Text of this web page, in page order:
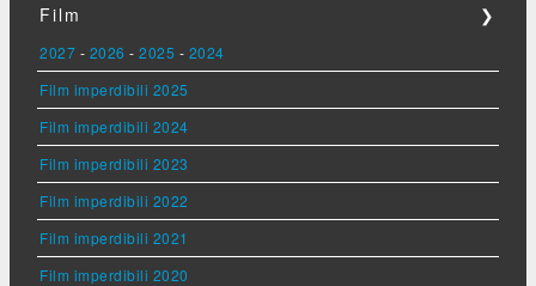
Film ❯
2027 - 2026 - 2025 - 2024
Film imperdibili 2025
Film imperdibili 2024
Film imperdibili 2023
Film imperdibili 2022
Film imperdibili 2021
Film imperdibili 2020